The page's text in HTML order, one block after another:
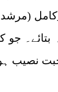
(مرشد
بتائے۔
نصیب ہو۔